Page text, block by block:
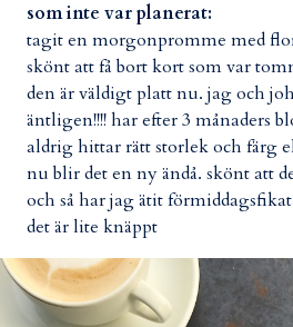
som inte var planerat:
tagit en morgonpromme med
skönt att få bort kort som var
den är väldigt platt nu. jag och
äntligen!!!! har efter 3 månaders
aldrig hittar rätt storlek och färg
nu blir det en ny ändå. skönt att
och så har jag ätit
det är lite knäppt